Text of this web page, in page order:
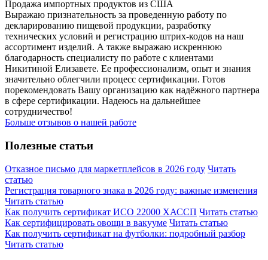
Продажа импортных продуктов из США
Выражаю признательность за проведенную работу по
декларированию пищевой продукции, разработку
технических условий и регистрацию штрих-кодов на наш
ассортимент изделий. А также выражаю искреннюю
благодарность специалисту по работе с клиентами
Никитиной Елизавете. Ее профессионализм, опыт и знания
значительно облегчили процесс сертификации. Готов
порекомендовать Вашу организацию как надёжного партнера
в сфере сертификации. Надеюсь на дальнейшее
сотрудничество!
Больше отзывов о нашей работе
Полезные статьи
Отказное письмо для маркетплейсов в 2026 году Читать
статью
Регистрация товарного знака в 2026 году: важные изменения
Читать статью
Как получить сертификат ИСО 22000 ХАССП Читать статью
Как сертифицировать овощи в вакууме Читать статью
Как получить сертификат на футболки: подробный разбор
Читать статью